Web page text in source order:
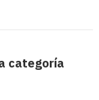
categoría